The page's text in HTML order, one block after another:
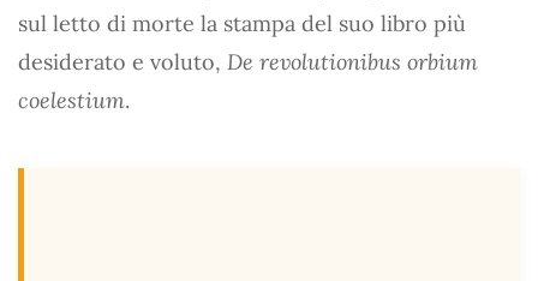
sul letto di morte la stampa del suo libro più
desiderato e voluto, De revolutionibus orbium
coelestium.